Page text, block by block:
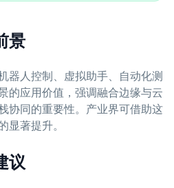
景
器人控制、虚拟助手、自动化测
的应用价值，强调融合边缘与云
协同的重要性。产业界可借助这
著提升。
议